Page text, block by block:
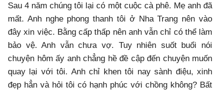
Sau 4 năm chúng tôi lại có một cuộc cà phê. Mẹ anh đã
mất. Anh nghe phong thanh tôi ở Nha Trang nên vào
đây xin việc. Bằng cấp thấp nên anh vẫn chỉ có thể làm
bảo vệ. Anh vẫn chưa vợ. Tuy nhiên suốt buổi nói
chuyện hôm ấy anh chẳng hề đề cập đến chuyện muốn
quay lại với tôi. Anh chỉ khen tôi nay sành điệu, xinh
đẹp hẳn và hỏi tôi có hạnh phúc với chồng không? Bất